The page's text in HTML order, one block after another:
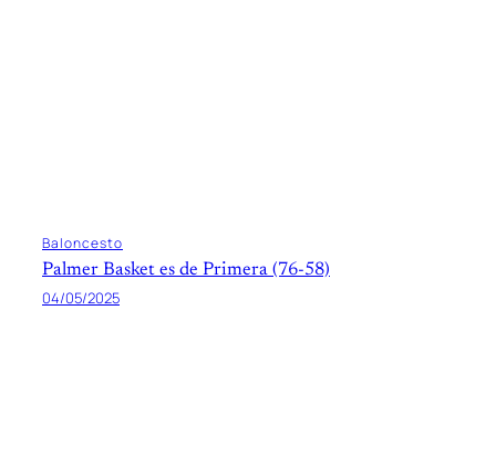
Baloncesto
Palmer Basket es de Primera (76-58)
04/05/2025